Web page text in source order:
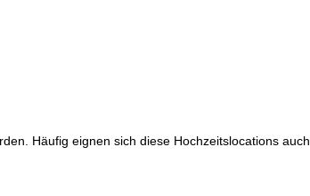
Häufig eignen sich diese Hochzeitslocations auch